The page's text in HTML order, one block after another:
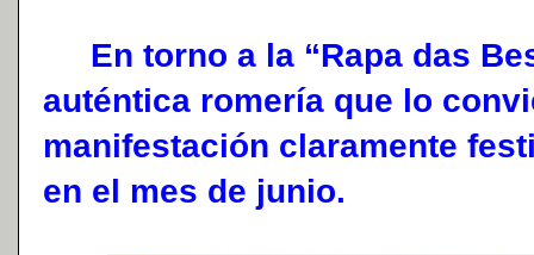
En torno a la “Rapa das
auténtica romería que lo
manifestación claramente
en el mes de junio.